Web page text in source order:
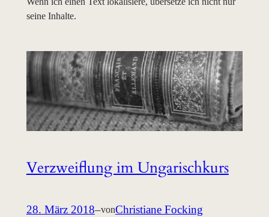
seine Inhalte.
Verzweiflung im Ungarischkurs
28. März 2018–vonChristiane Focking